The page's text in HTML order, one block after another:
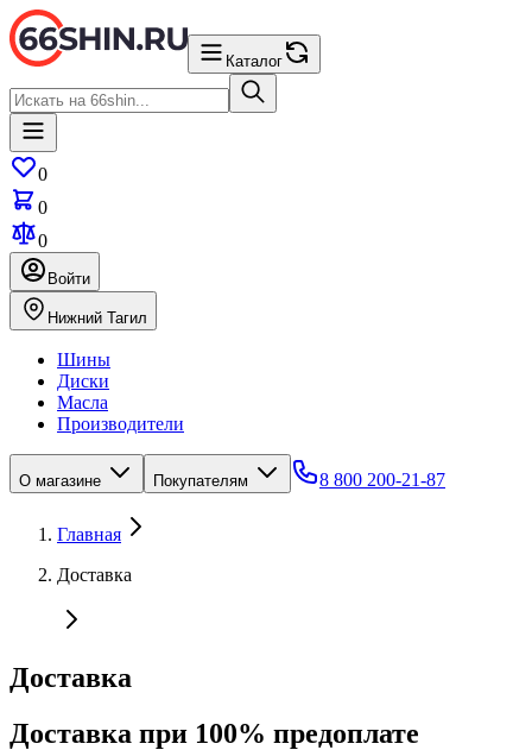
Каталог
0
0
0
Войти
Нижний Тагил
Шины
Диски
Масла
Производители
О магазине Покупателям 8 800 200-21-87
Главная
Доставка
Доставка
Доставка при 100% предоплате